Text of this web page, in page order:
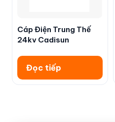
Cáp Điện Trung Thế
24kv Cadisun
Đọc tiếp